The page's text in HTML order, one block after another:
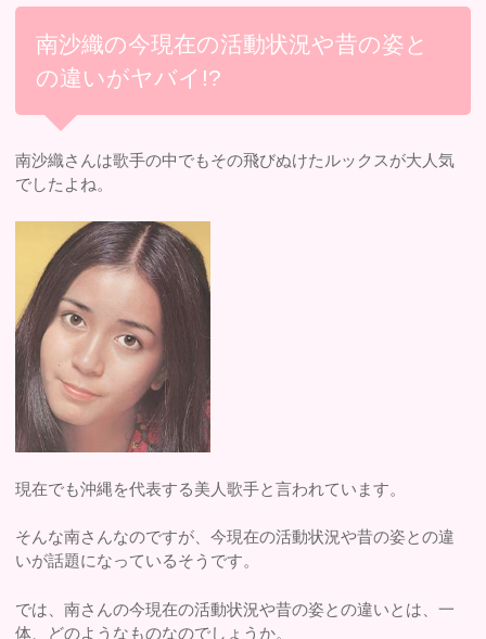
南沙織の今現在の活動状況や昔の姿と
の違いがヤバイ!?
南沙織さんは歌手の中でもその飛びぬけたルックスが大人気
でしたよね。
現在でも沖縄を代表する美人歌手と言われています。
そんな南さんなのですが、今現在の活動状況や昔の姿との違
いが話題になっているそうです。
では、南さんの今現在の活動状況や昔の姿との違いとは、一
体、どのようなものなのでしょうか。